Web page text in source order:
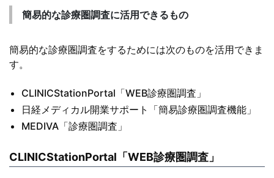
簡易的な診療圏調査に活用できるもの
簡易的な診療圏調査をするためには次のものを活用できま
す。
CLINICStationPortal「WEB診療圏調査」
日経メディカル開業サポート「簡易診療圏調査機能」
MEDIVA「診療圏調査」
CLINICStationPortal「WEB診療圏調査」